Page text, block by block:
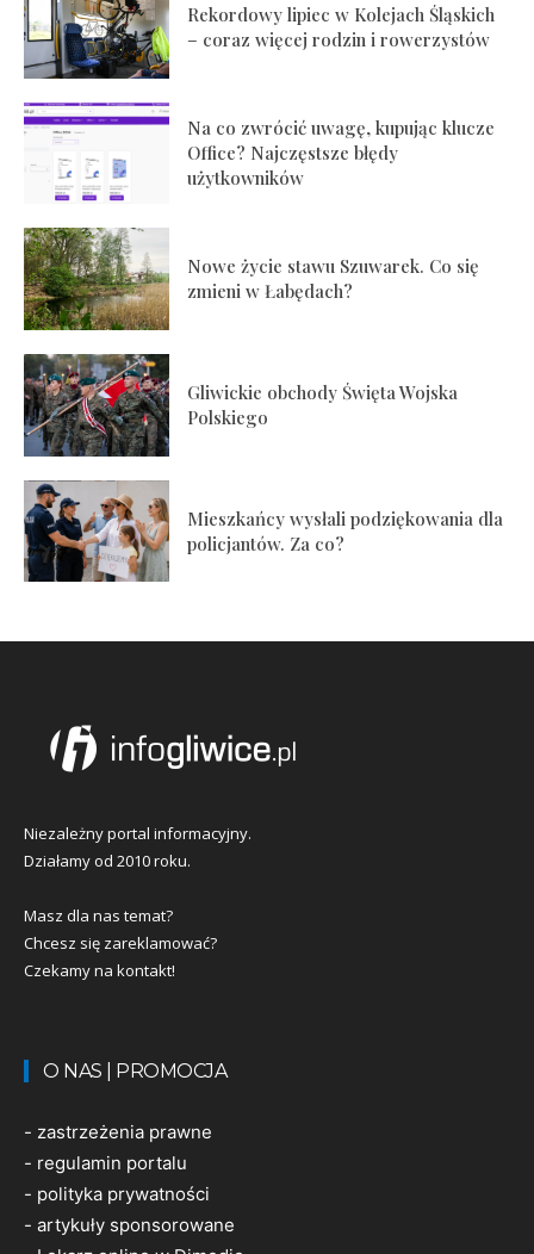
Rekordowy lipiec w Kolejach Śląskich
– coraz więcej rodzin i rowerzystów
Na co zwrócić uwagę, kupując klucze
Office? Najczęstsze błędy
użytkowników
Nowe życie stawu Szuwarek. Co się
zmieni w Łabędach?
Gliwickie obchody Święta Wojska
Polskiego
Mieszkańcy wysłali podziękowania dla
policjantów. Za co?
Niezależny portal informacyjny.
Działamy od 2010 roku.
Masz dla nas temat?
Chcesz się zareklamować?
Czekamy na kontakt!
O NAS | PROMOCJA
- zastrzeżenia prawne
- regulamin portalu
- polityka prywatności
- artykuły sponsorowane